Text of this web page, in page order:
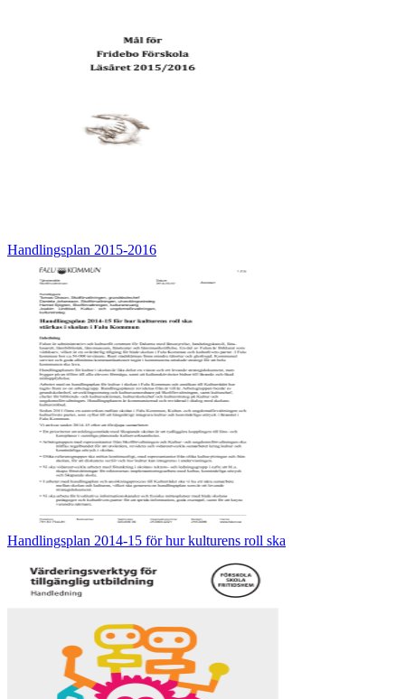
Handlingsplan 2015-2016
Handlingsplan 2014-15 för hur kulturens roll ska